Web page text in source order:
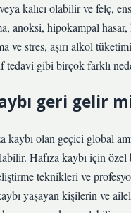
kalıcı olabilir ve felç,
anoksi, hipokampal hasar,
ve stres, aşırı alkol
tedavi gibi birçok farklı
geri gelir
kaybı olan geçici global
Hafıza kaybı için
teknikleri ve
yaşayan kişilerin ve